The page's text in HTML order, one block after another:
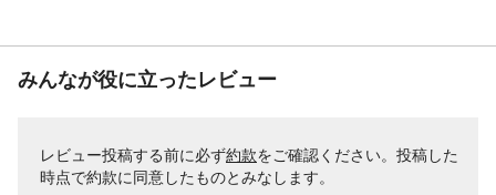
みんなが役に立ったレビュー
レビュー投稿する前に必ず約款をご確認ください。投稿した
時点で約款に同意したものとみなします。